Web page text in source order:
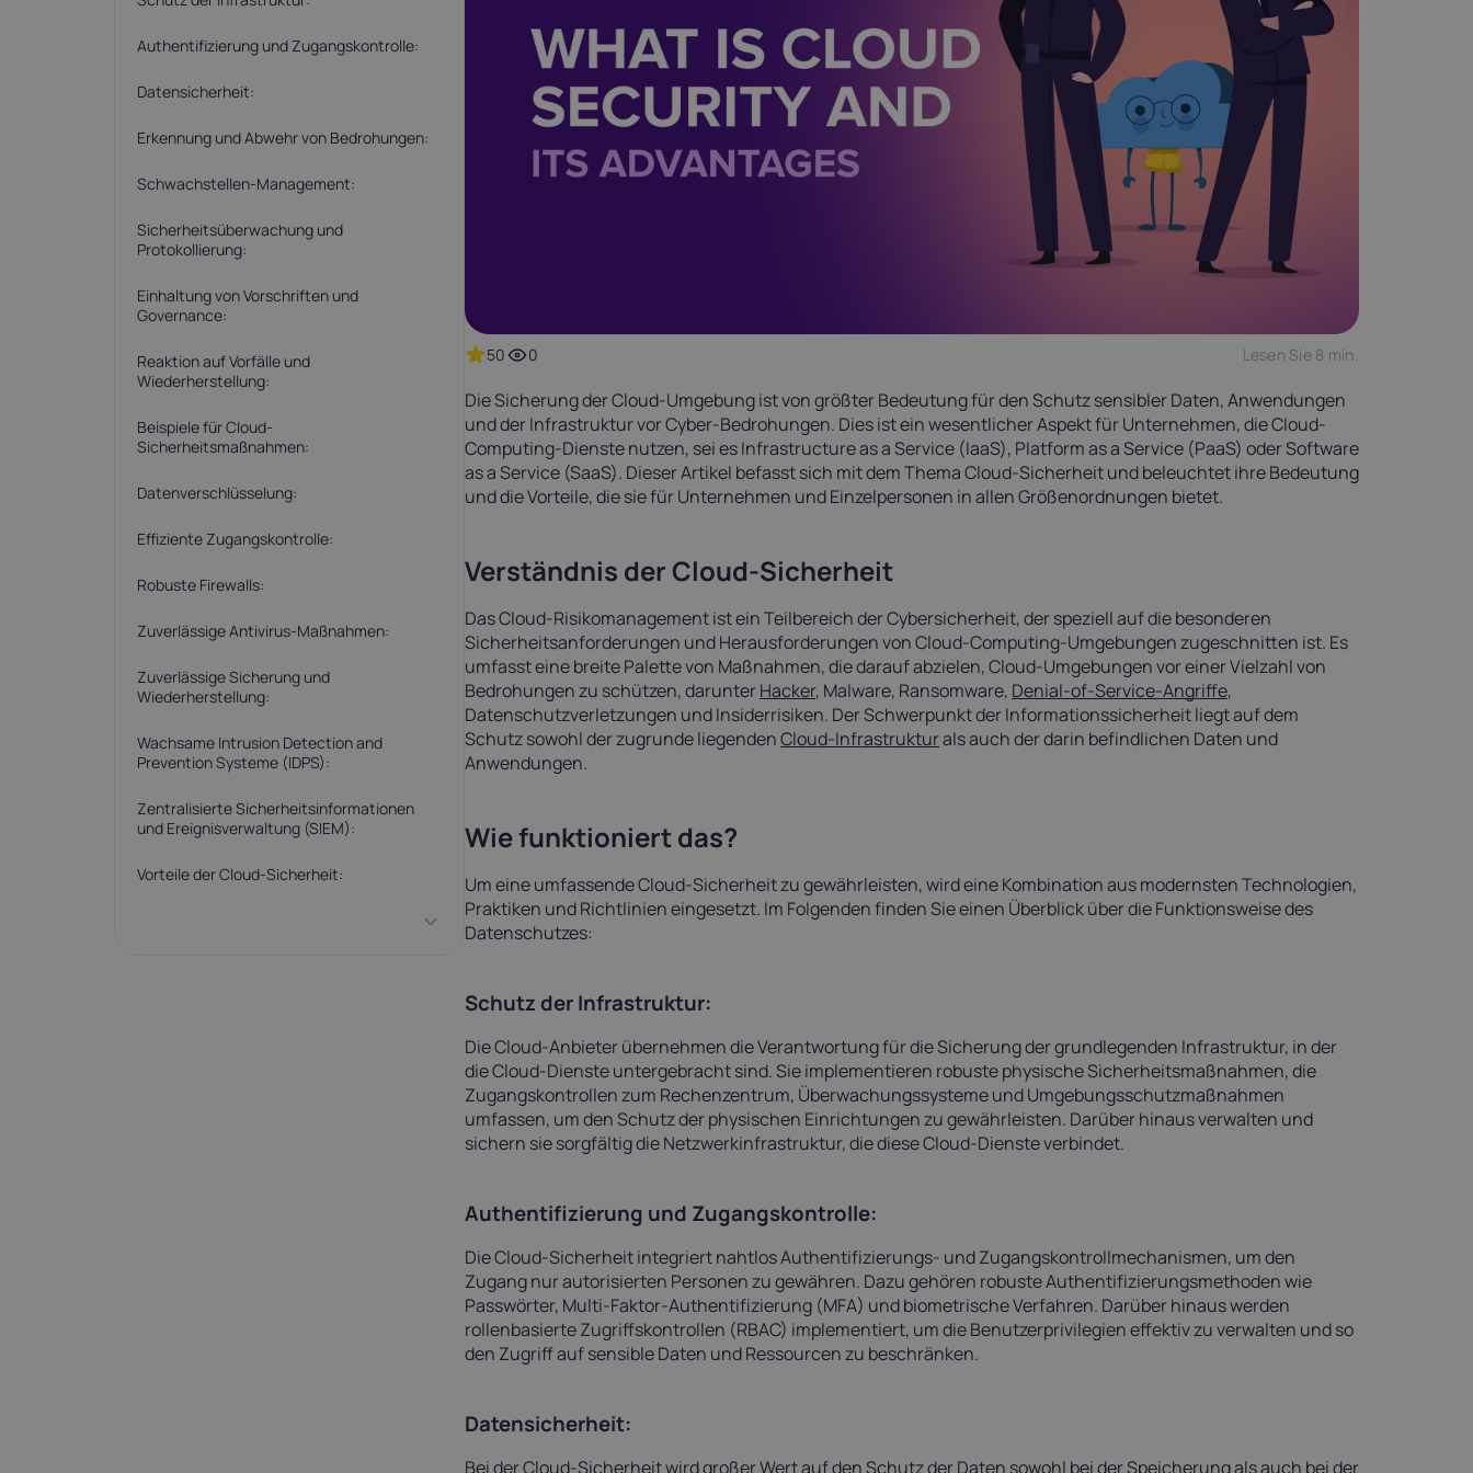
Authentifizierung und Zugangskontrolle:
Datensicherheit:
Erkennung und Abwehr von Bedrohungen:
Schwachstellen-Management:
Sicherheitsüberwachung und
Protokollierung:
Einhaltung von Vorschriften und
Governance:
Reaktion auf Vorfälle und
Wiederherstellung:
Beispiele für Cloud-
Sicherheitsmaßnahmen:
Datenverschlüsselung:
Effiziente Zugangskontrolle:
Robuste Firewalls:
Zuverlässige Antivirus-Maßnahmen:
Zuverlässige Sicherung und
Wiederherstellung:
Wachsame Intrusion Detection and
Prevention Systeme (IDPS):
Zentralisierte Sicherheitsinformationen
und Ereignisverwaltung (SIEM):
Vorteile der Cloud-Sicherheit:
50 0 Lesen Sie 8 min.
Die Sicherung der Cloud-Umgebung ist von größter Bedeutung für den Schutz sensibler Daten, Anwendungen
und der Infrastruktur vor Cyber-Bedrohungen. Dies ist ein wesentlicher Aspekt für Unternehmen, die Cloud-
Computing-Dienste nutzen, sei es Infrastructure as a Service (IaaS), Platform as a Service (PaaS) oder Software
as a Service (SaaS). Dieser Artikel befasst sich mit dem Thema Cloud-Sicherheit und beleuchtet ihre Bedeutung
und die Vorteile, die sie für Unternehmen und Einzelpersonen in allen Größenordnungen bietet.
Verständnis der Cloud-Sicherheit
Das Cloud-Risikomanagement ist ein Teilbereich der Cybersicherheit, der speziell auf die besonderen
Sicherheitsanforderungen und Herausforderungen von Cloud-Computing-Umgebungen zugeschnitten ist. Es
umfasst eine breite Palette von Maßnahmen, die darauf abzielen, Cloud-Umgebungen vor einer Vielzahl von
Bedrohungen zu schützen, darunterHacker, Malware, Ransomware, Denial-of-Service-Angriffe,
Datenschutzverletzungen und Insiderrisiken. Der Schwerpunkt der Informationssicherheit liegt auf dem
Schutz sowohl der zugrunde liegendenCloud-Infrastrukturals auch der darin befindlichen Daten und
Anwendungen.
Wie funktioniert das?
Um eine umfassende Cloud-Sicherheit zu gewährleisten, wird eine Kombination aus modernsten Technologien,
Praktiken und Richtlinien eingesetzt. Im Folgenden finden Sie einen Überblick über die Funktionsweise des
Datenschutzes:
Schutz der Infrastruktur:
Die Cloud-Anbieter übernehmen die Verantwortung für die Sicherung der grundlegenden Infrastruktur, in der
die Cloud-Dienste untergebracht sind. Sie implementieren robuste physische Sicherheitsmaßnahmen, die
Zugangskontrollen zum Rechenzentrum, Überwachungssysteme und Umgebungsschutzmaßnahmen
umfassen, um den Schutz der physischen Einrichtungen zu gewährleisten. Darüber hinaus verwalten und
sichern sie sorgfältig die Netzwerkinfrastruktur, die diese Cloud-Dienste verbindet.
Authentifizierung und Zugangskontrolle:
Die Cloud-Sicherheit integriert nahtlos Authentifizierungs- und Zugangskontrollmechanismen, um den
Zugang nur autorisierten Personen zu gewähren. Dazu gehören robuste Authentifizierungsmethoden wie
Passwörter, Multi-Faktor-Authentifizierung (MFA) und biometrische Verfahren. Darüber hinaus werden
rollenbasierte Zugriffskontrollen (RBAC) implementiert, um die Benutzerprivilegien effektiv zu verwalten und so
den Zugriff auf sensible Daten und Ressourcen zu beschränken.
Datensicherheit:
Bei der Cloud-Sicherheit wird großer Wert auf den Schutz der Daten sowohl bei der Speicherung als auch bei der
Lithuania
18%
Netherlands
Portugal
Romania
19%
Slovenia